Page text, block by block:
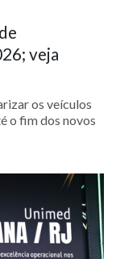
veja
os veículos
o fim dos novos